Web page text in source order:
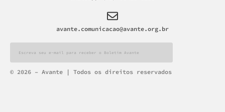
avante.comunicacao@avante.org.br
Alternative:
© 2026 – Avante | Todos os direitos reservados